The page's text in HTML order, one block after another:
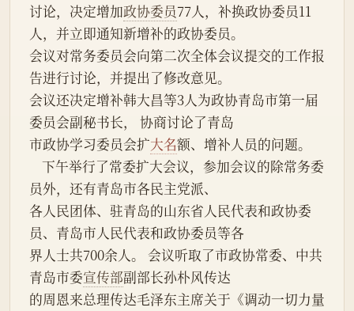
讨论，决定增加政协委员77人，补换政协委员11
人，并立即通知新增补的政协委员。
会议对常务委员会向第二次全体会议提交的工作报
告进行讨论，并提出了修改意见。
会议还决定增补韩大昌等3人为政协青岛市第一届
委员会副秘书长， 协商讨论了青岛
市政协学习委员会扩大名额、增补人员的问题。
员外，还有青岛市各民主党派、
各人民团体、驻青岛的山东省人民代表和政协委
员、青岛市人民代表和政协委员等各
界人士共700余人。 会议听取了市政协常委、中共
青岛市委宣传部副部长孙朴风传达
的周恩来总理传达毛泽东主席关于《调动一切力量